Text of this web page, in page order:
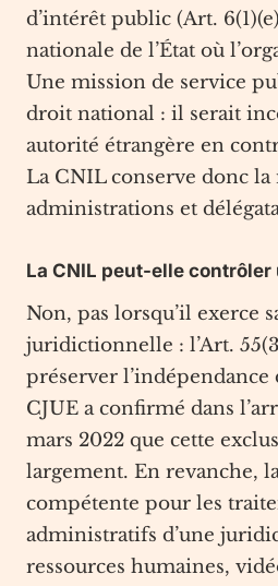
d’intérêt public (Art.
nationale de l’État où
Une mission de service
droit national : il serait
autorité étrangère en
La CNIL conserve donc la
administrations et
La CNIL peut-elle
Non, pas lorsqu’il exerce
juridictionnelle : l’Art.
préserver l’indépendance
CJUE a confirmé dans
mars 2022 que cette
largement. En revanche,
compétente pour les
administratifs d’une
ressources humaines,